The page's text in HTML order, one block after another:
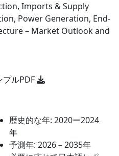
Imports & Supply
Power Generation, End-
– Market Outlook and
プルPDF
歴史的な年: 2020ー2024
年
予測年: 2026－2035年